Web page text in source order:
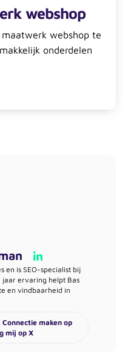
webshop
webshop te
onderdelen
en is SEO-specialist bij
jaar ervaring helpt Bas
en vindbaarheid in
Connectie maken op
mij op X